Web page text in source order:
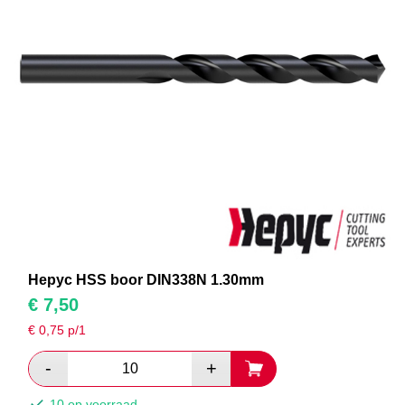
Hepyc HSS boor DIN338N 1.30mm
€ 7,50
€0,75 p/1